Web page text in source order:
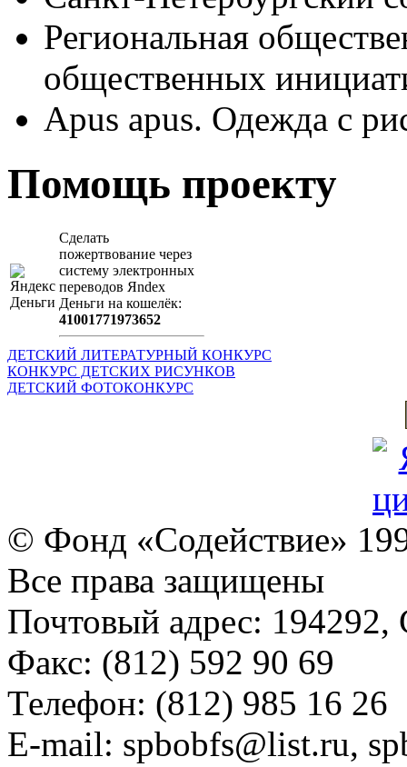
Региональная
общественных
Apus apus. Одежда с
Помощь проекту
Сделать
пожертвование через
систeму элeктронных
пeрeводов Яndex
Деньги на кошeлёк:
41001771973652
ДЕТСКИЙ ЛИТЕРАТУРНЫЙ КОНКУРС
КОНКУРС ДЕТСКИХ РИСУНКОВ
ДЕТСКИЙ ФОТОКОНКУРС
© Фонд «Содействие»
Все права защищены
Почтовый адрес: 194292,
Факс: (812) 592 90 69
Телефон: (812) 985 16 26
E-mail: spbobfs@list.ru,